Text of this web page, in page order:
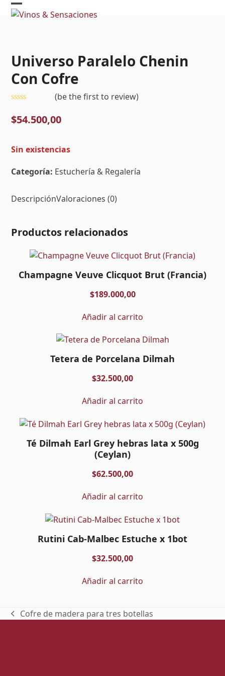
Skip
Open
Close
Universo Paralelo Chenin
Con Cofre
con
0
(be the first to review)
$54.500,00
Sin existencias
Categoría: Estuchería & Regalería
DescripciónValoraciones (0)
Productos relacionados
Champagne Veuve Clicquot Brut (Francia)
$189.000,00
Añadir al carrito
Tetera de Porcelana Dilmah
$32.500,00
Añadir al carrito
Té Dilmah Earl Grey hebras lata x 500g
(Ceylan)
$62.500,00
Añadir al carrito
Rutini Cab-Malbec Estuche x 1bot
$32.500,00
Añadir al carrito
previous
Cofre de madera para tres botellas